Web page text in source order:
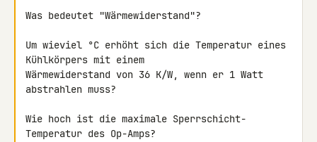
Was bedeutet "Wärmewiderstand"?
Um wieviel °C erhöht sich die Temperatur eines
Kühlkörpers mit einem
Wärmewiderstand von 36 K/W, wenn er 1 Watt
abstrahlen muss?
Wie hoch ist die maximale Sperrschicht-
Temperatur des Op-Amps?